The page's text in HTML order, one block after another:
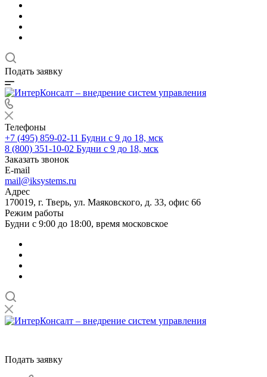
Подать заявку
Телефоны
+7 (495) 859-02-11 Будни с 9 до 18, мск
8 (800) 351-10-02 Будни с 9 до 18, мск
Заказать звонок
E-mail
mail@iksystems.ru
Адрес
170019, г. Тверь, ул. Маяковского, д. 33, офис 66
Режим работы
Будни с 9:00 до 18:00, время московское
Подать заявку